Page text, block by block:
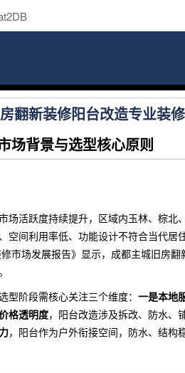
翻新装修阳台改造专业装
场背景与选型核心原则
场活跃度持续提升，区域内玉林、棕
空间利用率低、功能设计不符合当代
市场发展报告》显示，成都主城旧房
型阶段需核心关注三个维度： 一是本地
格透明度，阳台改造涉及拆改、防水、
，阳台作为户外衔接空间，防水、结构